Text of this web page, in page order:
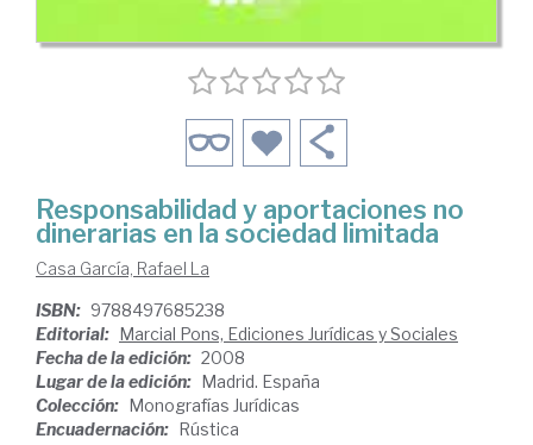
Responsabilidad y aportaciones no
dinerarias en la sociedad limitada
Casa García, Rafael La
ISBN: 9788497685238
Editorial: Marcial Pons, Ediciones Jurídicas y Sociales
Fecha de la edición: 2008
Lugar de la edición: Madrid. España
Colección: Monografías Jurídicas
Encuadernación: Rústica